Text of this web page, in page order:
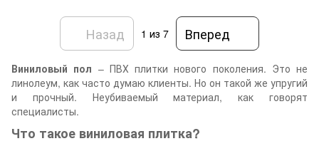
Назад 1 из 7 Вперед
Виниловый пол – ПВХ плитки нового поколения. Это не
линолеум, как часто думаю клиенты. Но он такой же упругий
и прочный. Неубиваемый материал, как говорят
специалисты.
Что такое виниловая плитка?